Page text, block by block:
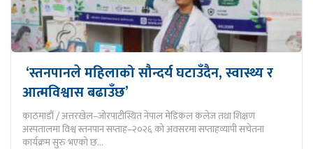
‘स्तनपानले महिलाको सौन्दर्य घटाउँदैन, स्वास्थ्य र
आत्मविश्वास बढाउँछ’
काठमाडौं / अत्तरखेल–जोरपाटीस्थित नेपाल मेडिकल कलेज तथा शिक्षण
अस्पतालमा विश्व स्तनपान सप्ताह–२०२६ को अवसरमा सप्ताहव्यापी सचेतना
कार्यक्रम सुरु भएको छ…